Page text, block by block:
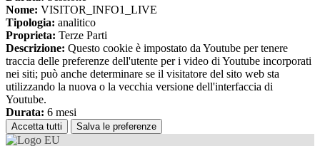
Nome: VISITOR_INFO1_LIVE
Tipologia: analitico
Proprieta: Terze Parti
Descrizione: Questo cookie è impostato da Youtube per tenere
traccia delle preferenze dell'utente per i video di Youtube incorporati
nei siti; può anche determinare se il visitatore del sito web sta
utilizzando la nuova o la vecchia versione dell'interfaccia di
Youtube.
Durata: 6 mesi
Accetta tutti Salva le preferenze